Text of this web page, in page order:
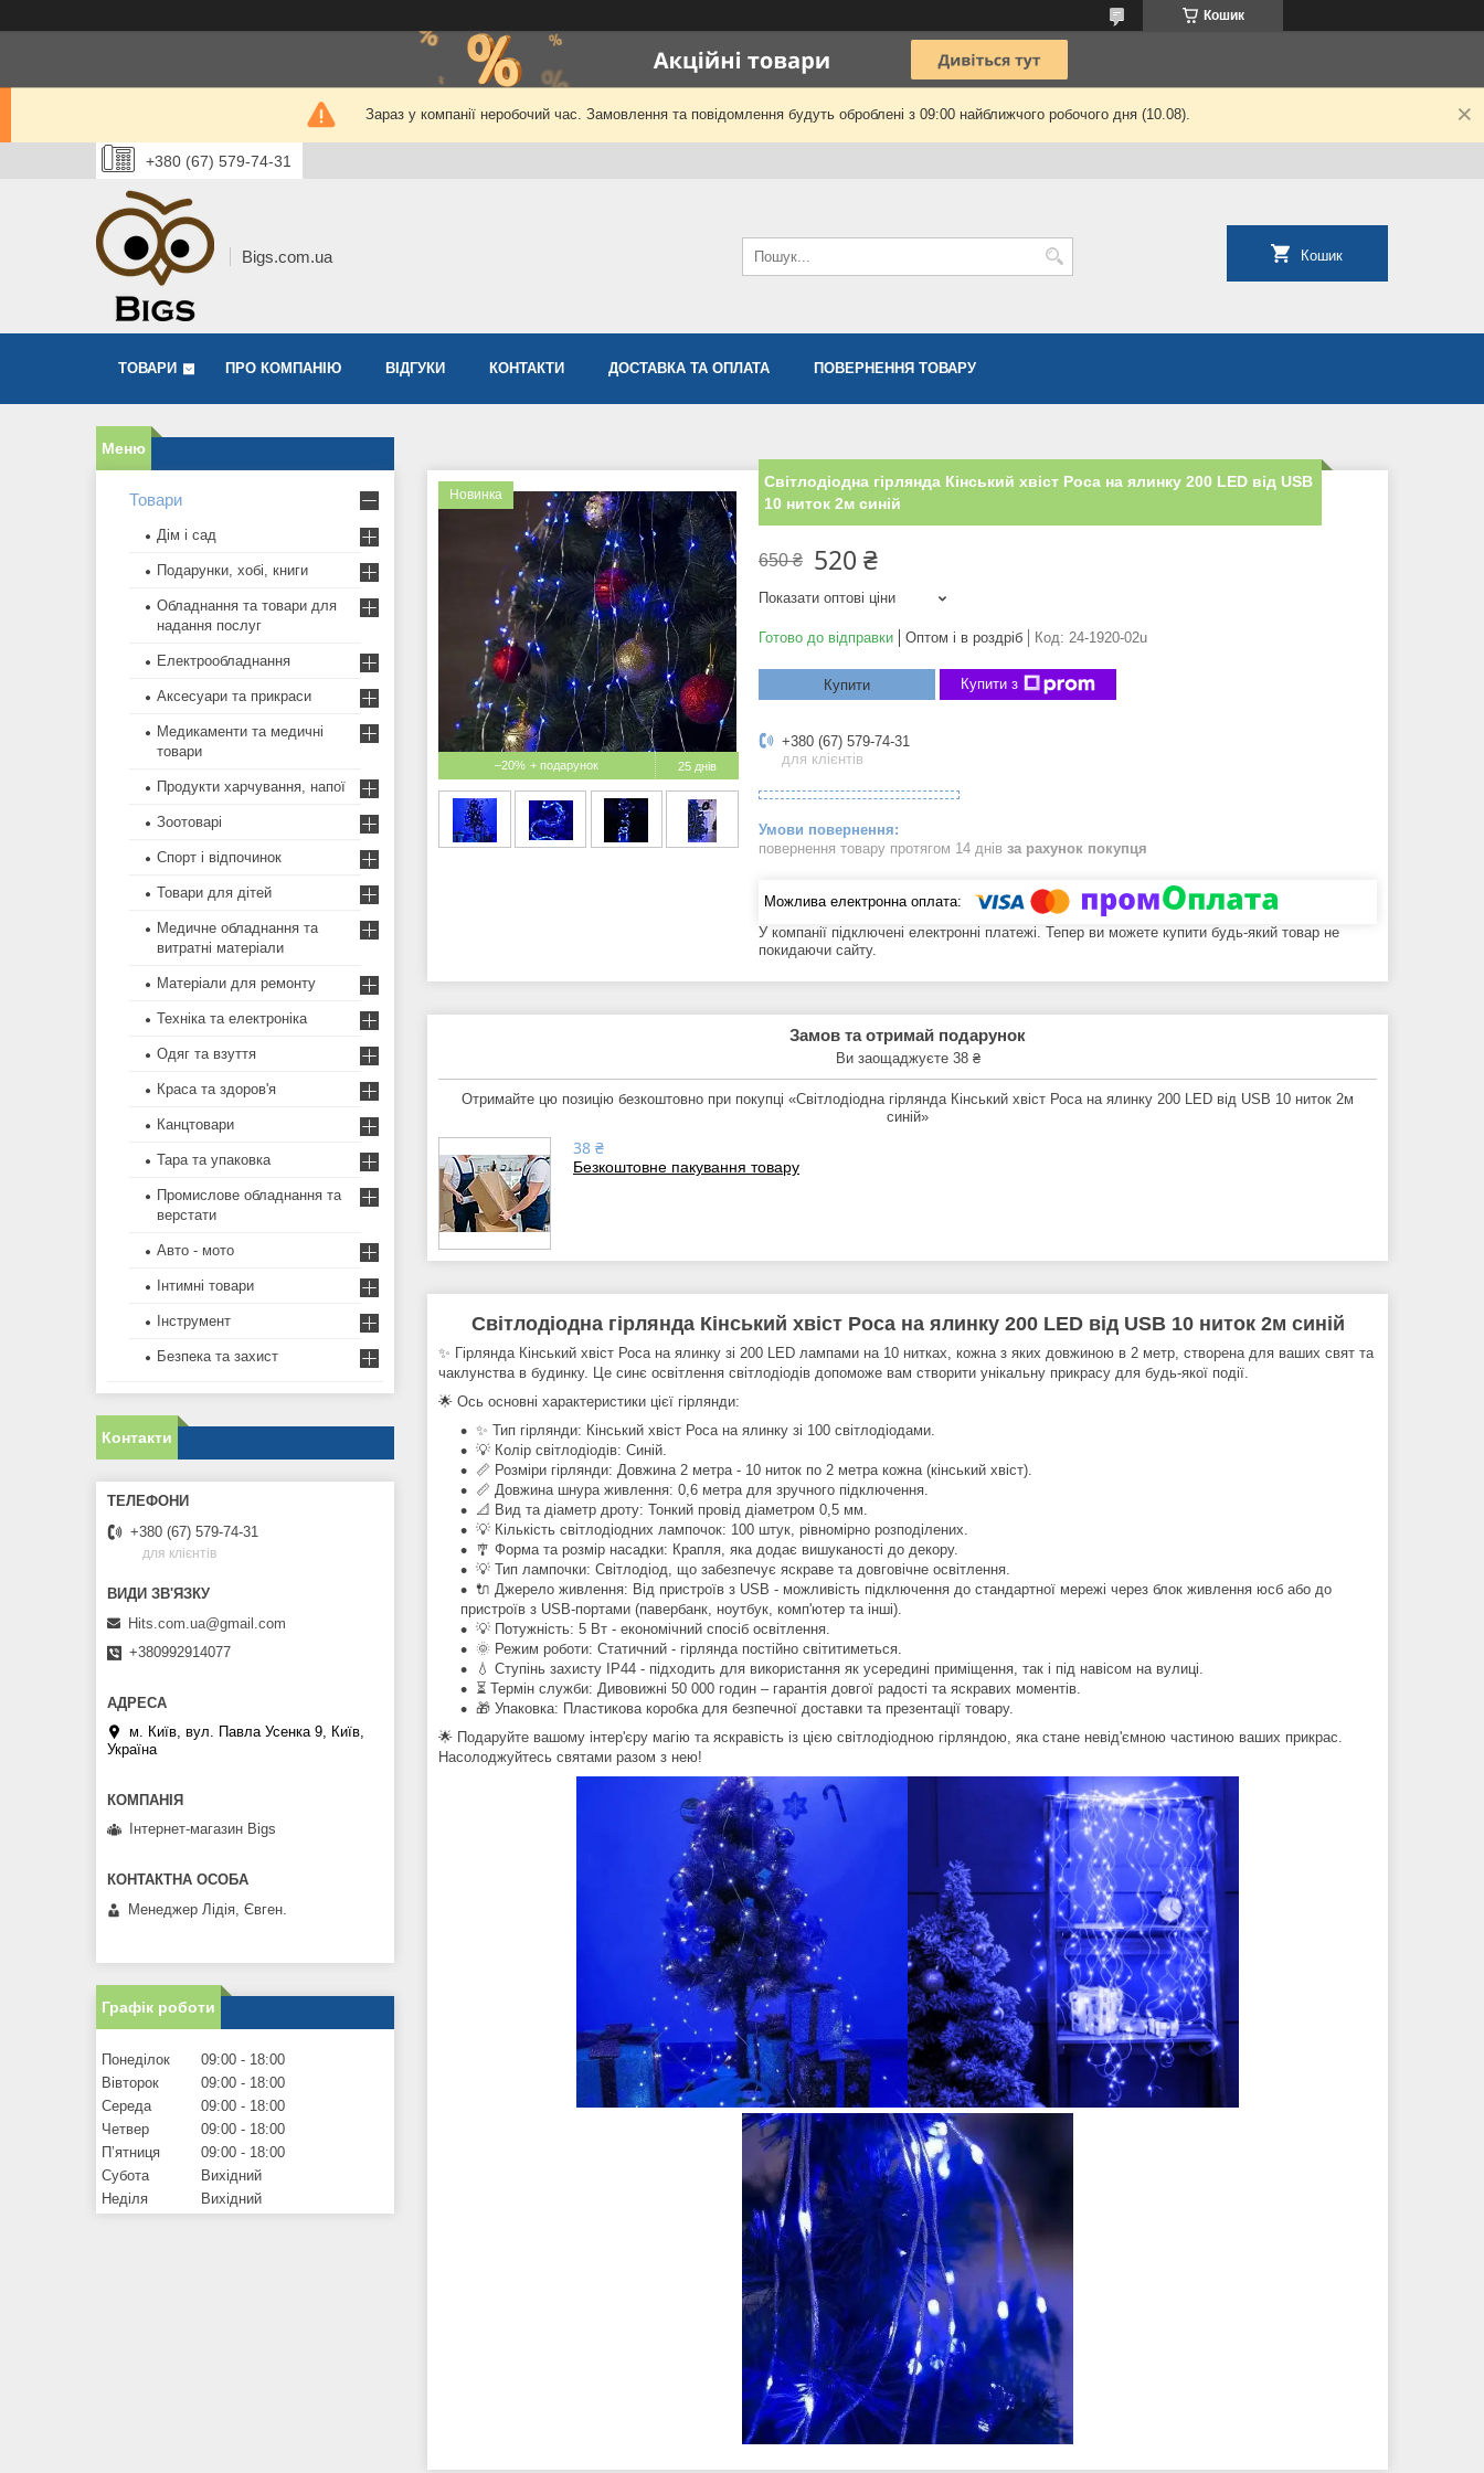
Кошик
Зараз у компанії неробочий час. Замовлення та повідомлення будуть оброблені з 09:00 найближчого робочого дня (10.08).
+380 (67) 579-74-31
Bigs.com.ua Кошик
ТОВАРИ ПРО КОМПАНІЮ ВІДГУКИ КОНТАКТИ ДОСТАВКА ТА ОПЛАТА ПОВЕРНЕННЯ ТОВАРУ
–20% 25 днів
Новинка
Світлодіодна гірлянда Кінський хвіст Роса на ялинку 200 LED від USB
10 ниток 2м синій
650 ₴ 520 ₴
Показати оптові ціни
Готово до відправки Оптом і в роздріб Код: 24-1920-02u
Купити Купити з
+380 (67) 579-74-31
для клієнтів
повернення товару протягом 14 днів за рахунок покупця
У компанії підключені електронні платежі. Тепер ви можете купити будь-який товар не
покидаючи сайту.
Замов та отримай подарунок
Ви заощаджуєте 38 ₴
Отримайте цю позицію безкоштовно при покупці «Світлодіодна гірлянда Кінський хвіст Роса на ялинку 200 LED від USB 10 ниток 2м
синій»
38 ₴
Безкоштовне пакування товару
Світлодіодна гірлянда Кінський хвіст Роса на ялинку 200 LED від USB 10 ниток 2м синій
✨ Гірлянда Кінський хвіст Роса на ялинку зі 200 LED лампами на 10 нитках, кожна з яких довжиною в 2 метр, створена для ваших свят та
чаклунства в будинку. Це синє освітлення світлодіодів допоможе вам створити унікальну прикрасу для будь-якої події.
🌟 Ось основні характеристики цієї гірлянди:
✨ Тип гірлянди: Кінський хвіст Роса на ялинку зі 100 світлодіодами.
💡 Колір світлодіодів: Синій.
📏 Розміри гірлянди: Довжина 2 метра - 10 ниток по 2 метра кожна (кінський хвіст).
📏 Довжина шнура живлення: 0,6 метра для зручного підключення.
📐 Вид та діаметр дроту: Тонкий провід діаметром 0,5 мм.
💡 Кількість світлодіодних лампочок: 100 штук, рівномірно розподілених.
🎐 Форма та розмір насадки: Крапля, яка додає вишуканості до декору.
💡 Тип лампочки: Світлодіод, що забезпечує яскраве та довговічне освітлення.
🔌 Джерело живлення: Від пристроїв з USB - можливість підключення до стандартної мережі через блок живлення юсб або до
пристроїв з USB-портами (павербанк, ноутбук, комп'ютер та інші).
💡 Потужність: 5 Вт - економічний спосіб освітлення.
🌞 Режим роботи: Статичний - гірлянда постійно світитиметься.
💧 Ступінь захисту IP44 - підходить для використання як усередині приміщення, так і під навісом на вулиці.
⏳ Термін служби: Дивовижні 50 000 годин – гарантія довгої радості та яскравих моментів.
🎁 Упаковка: Пластикова коробка для безпечної доставки та презентації товару.
🌟 Подаруйте вашому інтер'єру магію та яскравість із цією світлодіодною гірляндою, яка стане невід'ємною частиною ваших прикрас.
Насолоджуйтесь святами разом з нею!
Товари
Дім і сад
Подарунки, хобі, книги
Обладнання та товари для
надання послуг
Електрообладнання
Аксесуари та прикраси
Медикаменти та медичні
товари
Продукти харчування, напої
Зоотоварі
Спорт і відпочинок
Товари для дітей
Медичне обладнання та
витратні матеріали
Матеріали для ремонту
Техніка та електроніка
Одяг та взуття
Краса та здоров'я
Канцтовари
Тара та упаковка
Промислове обладнання та
верстати
Авто - мото
Інтимні товари
Інструмент
Безпека та захист
Контакти
+380 (67) 579-74-31
для клієнтів
Hits.com.ua@gmail.com
+380992914077
м. Київ, вул. Павла Усенка 9, Київ,
Україна
Інтернет-магазин Bigs
Менеджер Лідія, Євген.
Графік роботи
Понеділок 09:00
18:00
Вівторок
09:00
18:00
Середа
09:00
18:00
Четвер
09:00
18:00
Пʼятниця
09:00
18:00
Субота
Вихідний
Неділя
Вихідний